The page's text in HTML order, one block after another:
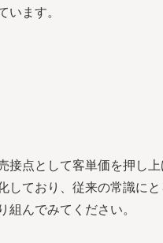
ます。
接点として客単価を押し
しており、従来の常識に
んでみてください。